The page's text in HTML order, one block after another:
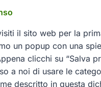
il sito web per la
un popup con una
clicchi su “Salva
a noi di usare le
descritto in questa